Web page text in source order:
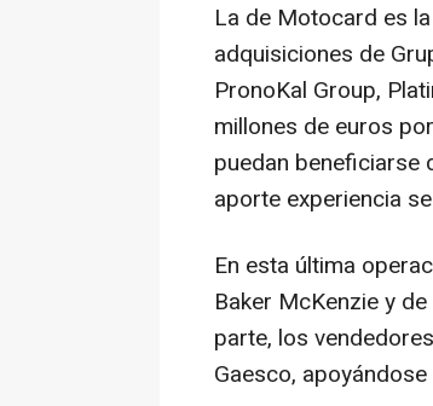
La de Motocard es
adquisiciones de
PronoKal Group,
millones de euros
puedan beneficiarse
aporte experiencia
En esta última
Baker McKenzie y
parte, los
Gaesco,